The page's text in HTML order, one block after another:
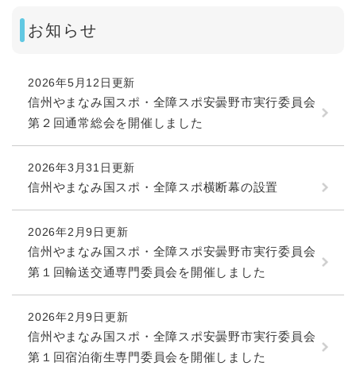
お知らせ
2026年5月12日更新
信州やまなみ国スポ・全障スポ安曇野市実行委員会
第２回通常総会を開催しました
2026年3月31日更新
信州やまなみ国スポ・全障スポ横断幕の設置
2026年2月9日更新
信州やまなみ国スポ・全障スポ安曇野市実行委員会
第１回輸送交通専門委員会を開催しました
2026年2月9日更新
信州やまなみ国スポ・全障スポ安曇野市実行委員会
第１回宿泊衛生専門委員会を開催しました